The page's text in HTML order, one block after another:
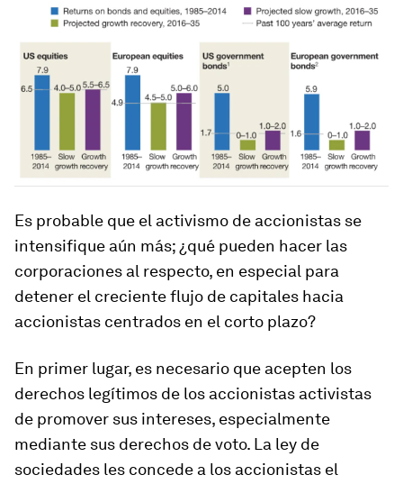
Es probable que el activismo de accionistas se
intensifique aún más; ¿qué pueden hacer las
corporaciones al respecto, en especial para
detener el creciente flujo de capitales hacia
accionistas centrados en el corto plazo?
En primer lugar, es necesario que acepten los
derechos legítimos de los accionistas activistas
de promover sus intereses, especialmente
mediante sus derechos de voto. La ley de
sociedades les concede a los accionistas el